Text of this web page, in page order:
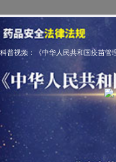
科普视频：《中华人民共和国疫苗管